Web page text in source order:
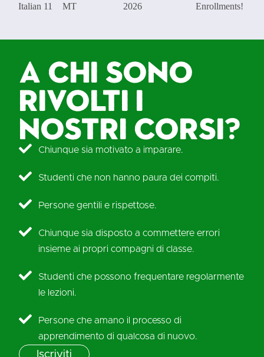
Italian 11
MT
2026
Enrollments!
A chi sono
rivolti i
nostri corsi?
Chiunque sia motivato a imparare.
Studenti che non hanno paura dei compiti.
Persone gentili e rispettose.
Chiunque sia disposto a commettere errori
insieme ai propri compagni di classe.
Studenti che possono frequentare regolarmente
le lezioni.
Persone che amano il processo di
apprendimento di qualcosa di nuovo.
Iscriviti